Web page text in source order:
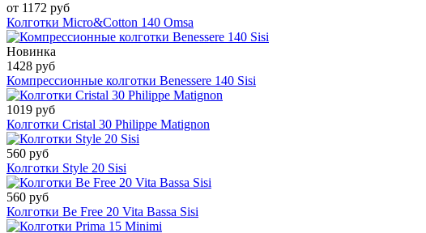
от 1172 руб
Колготки Micro&Cotton 140 Omsa
Новинка
1428 руб
Компрессионные колготки Benessere 140 Sisi
1019 руб
Колготки Cristal 30 Philippe Matignon
560 руб
Колготки Style 20 Sisi
560 руб
Колготки Be Free 20 Vita Bassa Sisi